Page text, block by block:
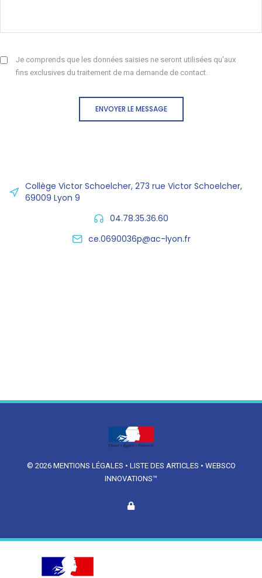
Je comprends que les données saisies ne seront utilisées qu'aux
fins exclusives du traitement de ma demande de contact.
ENVOYER LE MESSAGE
Collège Victor Schoelcher, 273 rue Victor Schoelcher,
69009 Lyon 9
04.78.35.36.60
ce.0690036p@ac-lyon.fr
© 2026 MENTIONS LÉGALES • LISTE DES ARTICLES • WEBSCO
INNOVATIONS™